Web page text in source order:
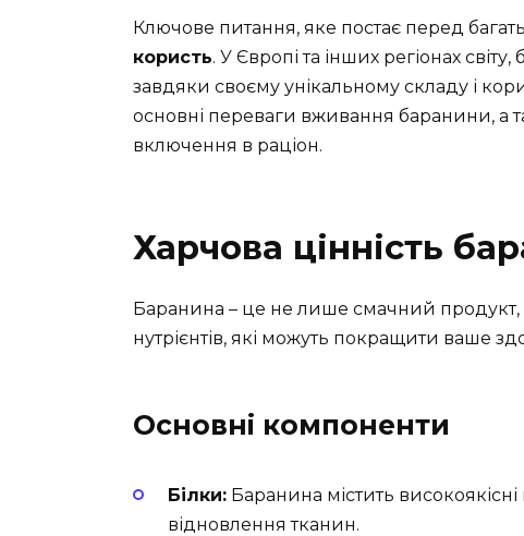
Ключове питання, яке постає перед
користь. У Європі та інших регіонах
завдяки своєму унікальному складу і
основні переваги вживання баранини, а
включення в раціон.
Харчова цінність
Баранина – це не лише смачний
нутрієнтів, які можуть покращити ваше
Основні компоненти
Білки: Баранина містить
відновлення тканин.